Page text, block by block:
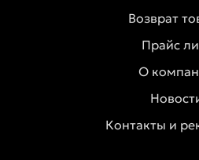
Возврат
Прайс
О
Контакты и